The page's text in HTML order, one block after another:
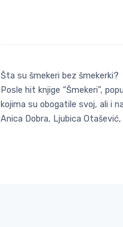
Šta su šmekeri bez šmekerki?
Posle hit knjige “Šmekeri”,
kojima su obogatile svoj, ali i
Anica Dobra, Ljubica